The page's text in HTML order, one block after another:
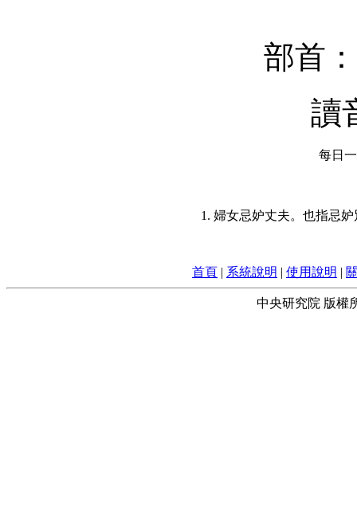
部首：
讀
每日
1. 婦女忌妒丈夫。也指忌
首頁 | 系統說明 | 使用說明 |
中央研究院 版權